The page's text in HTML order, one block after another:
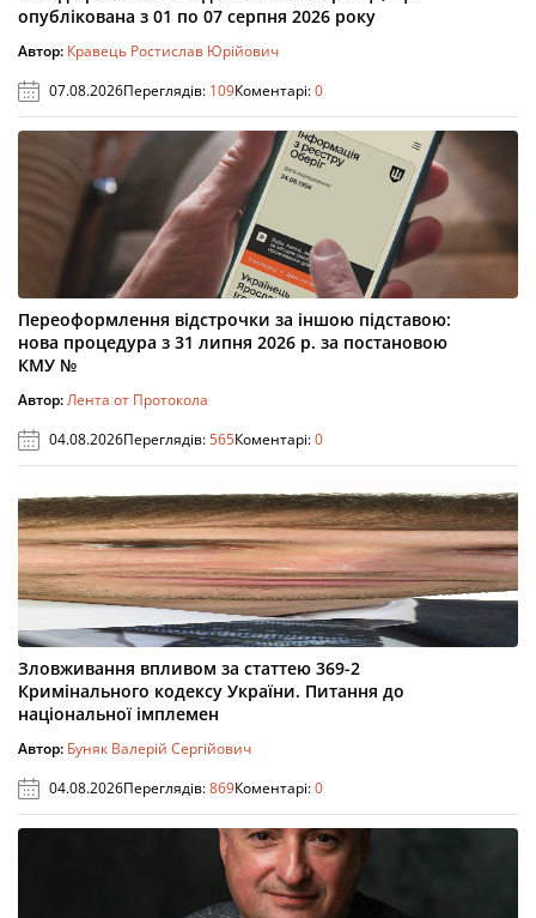
опублікована з 01 по 07 серпня 2026 року
Автор: Кравець Ростислав Юрійович
07.08.2026Переглядів: 109Коментарі:0
Переоформлення відстрочки за іншою підставою:
нова процедура з 31 липня 2026 р. за постановою
КМУ №
Автор:Лента от Протокола
04.08.2026Переглядів:565Коментарі:0
Зловживання впливом за статтею 369-2
Кримінального кодексу України. Питання до
національної імплемен
Автор: Буняк Валерій Сергійович
04.08.2026Переглядів:869Коментарі:0